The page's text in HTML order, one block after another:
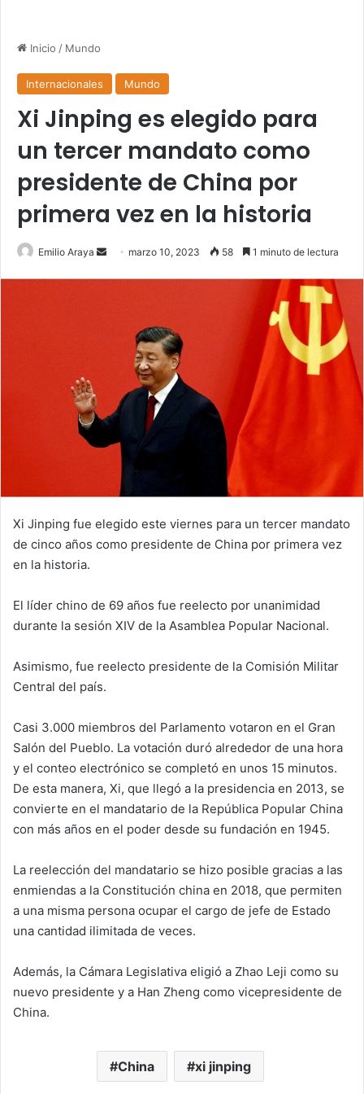
Inicio / Mundo
Internacionales Mundo
Xi Jinping es elegido para
un tercer mandato como
presidente de China por
primera vez en la historia
Emilio Araya
Send marzo 10, 2023 58 1 minuto de lectura
Xi Jinping fue elegido este viernes para un tercer mandato
de cinco años como presidente de China por primera vez
en la historia.
El líder chino de 69 años fue reelecto por unanimidad
durante la sesión XIV de la Asamblea Popular Nacional.
Asimismo, fue reelecto presidente de la Comisión Militar
Central del país.
Casi 3.000 miembros del Parlamento votaron en el Gran
Salón del Pueblo. La votación duró alrededor de una hora
y el conteo electrónico se completó en unos 15 minutos.
De esta manera, Xi, que llegó a la presidencia en 2013, se
convierte en el mandatario de la República Popular China
con más años en el poder desde su fundación en 1945.
La reelección del mandatario se hizo posible gracias a las
enmiendas a la Constitución china en 2018, que permiten
a una misma persona ocupar el cargo de jefe de Estado
una cantidad ilimitada de veces.
Además, la Cámara Legislativa eligió a Zhao Leji como su
nuevo presidente y a Han Zheng como vicepresidente de
China.
China xi jinping